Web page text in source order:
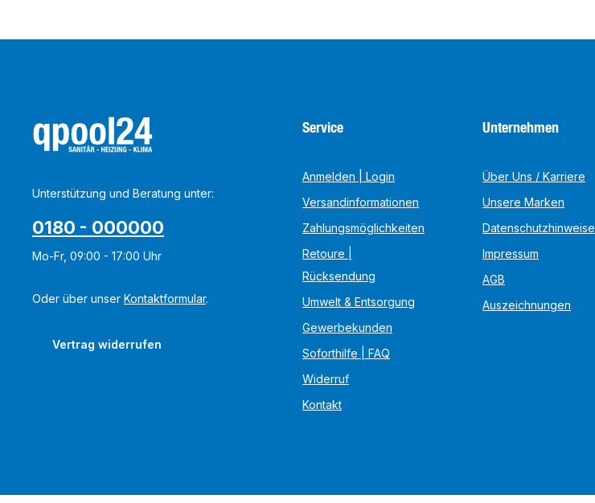
Unterstützung und Beratung unter:
0180 - 000000
Mo-Fr, 09:00 - 17:00 Uhr
Oder über unser Kontaktformular.
Vertrag widerrufen
Service
Anmelden | Login
Versandinformationen
Zahlungsmöglichkeiten
Retoure |
Rücksendung
Umwelt & Entsorgung
Gewerbekunden
Soforthilfe | FAQ
Widerruf
Kontakt
Unternehmen
Über Uns / Karriere
Unsere Marken
Datenschutzhinweise
Impressum
AGB
Auszeichnungen